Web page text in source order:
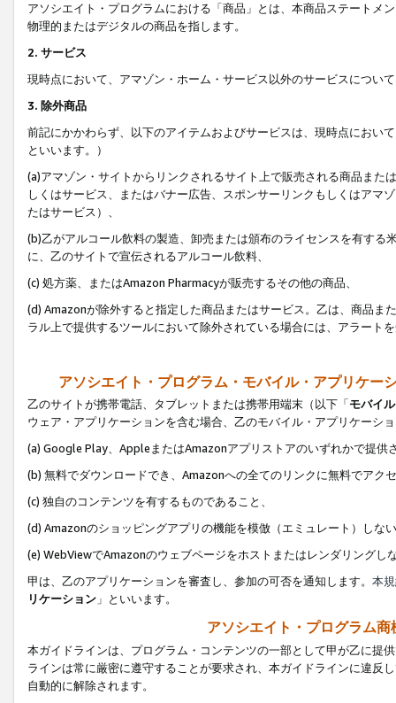
アソシエイト・プログラムにおける「商品」とは、本商品ステートメ
物理的またはデジタルの商品を指します。
2. サービス
現時点において、アマゾン・ホーム・サービス以外のサービスについ
3. 除外商品
前記にかかわらず、以下のアイテムおよびサービスは、現時点におい
といいます。）
(a)アマゾン・サイトからリンクされるサイト上で販売される商品ま
しくはサービス、またはバナー広告、スポンサーリンクもしくはアマ
たはサービス）、
(b)乙がアルコール飲料の製造、卸売または頒布のライセンスを有す
に、乙のサイトで宣伝されるアルコール飲料、
(c) 処方薬、またはAmazon Pharmacyが販売するその他の商品、
(d) Amazonが除外すると指定した商品またはサービス。乙は、商品ま
ラル上で提供するツールにおいて除外されている場合には、アラート
アソシエイト・プログラム・モバイル・アプリケー
乙のサイトが携帯電話、タブレットまたは携帯用端末（以下「モバイ
ウェア・アプリケーションを含む場合、乙のモバイル・アプリケーシ
(a) Google Play、AppleまたはAmazonアプリストアのいずれかで提供
(b) 無料でダウンロードでき、Amazonへの全てのリンクに無料でアク
(c) 独自のコンテンツを有するものであること、
(d) Amazonのショッピングアプリの機能を模倣（エミュレート）しな
(e) WebViewでAmazonのウェブページをホストまたはレンダリングし
甲は、乙のアプリケーションを審査し、参加の可否を通知します。 本
リケーション 」といいます。
アソシエイト・プログラム
本ガイドラインは、プログラム・コンテンツの一部として甲が乙に提
ラインは常に厳密に遵守することが要求され、本ガイドラインに違反
自動的に解除されます。